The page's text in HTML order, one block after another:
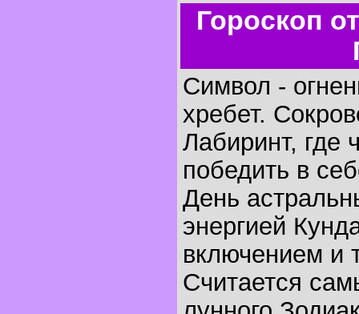
Гороскоп
Символ -
хребет.
Лабиринт, где
победить в
День
энергией
включением и
Считается